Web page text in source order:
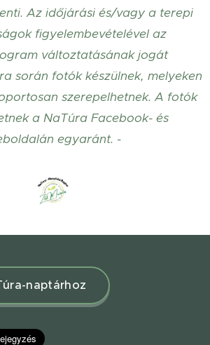
Az időjárási és/vagy a terepi
figyelembevételével az
változtatásának jogát
során fotók készülnek, melyeken
szerepelhetnek. A fotók
a NaTúra Facebook- és
egyaránt. -
naptárhoz